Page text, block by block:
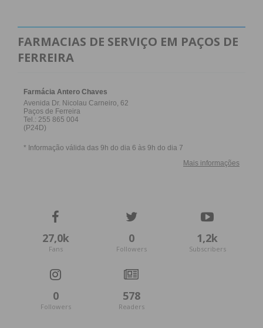
“permanentemente reservas destes
equipamentos”.
Subscreva a newsletter do
Assine nossa newsletter por e-mail e
Eu li e concordo com os
condições
FARMACIAS DE SERVIÇO EM PAÇOS DE
FERREIRA
27,0k
Fans
0
Followers
1,2k
Subscribers
0
Followers
578
Readers